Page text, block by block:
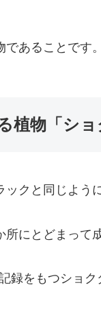
であることです。
植物「シ
クと同じよう
にとどまって
録をもつショ